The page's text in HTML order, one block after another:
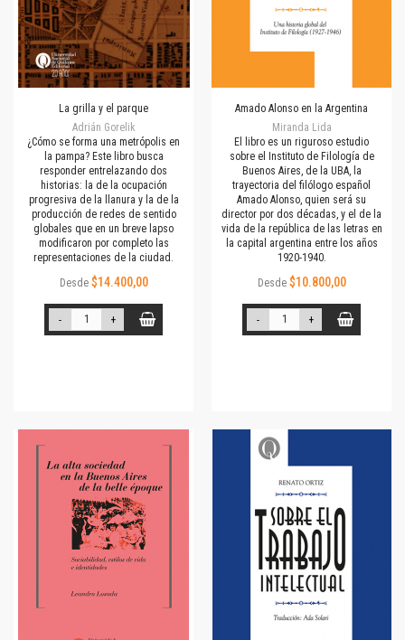
La grilla y el parque
Adrián Gorelik
¿Cómo se forma una metrópolis en
la pampa? Este libro busca
responder entrelazando dos
historias: la de la ocupación
progresiva de la llanura y la de la
producción de redes de sentido
globales que en un breve lapso
modificaron por completo las
representaciones de la ciudad.
Desde $14.400,00
- +
Amado Alonso en la Argentina
Miranda Lida
El libro es un riguroso estudio
sobre el Instituto de Filología de
Buenos Aires, de la UBA, la
trayectoria del filólogo español
Amado Alonso, quien será su
director por dos décadas, y el de la
vida de la república de las letras en
la capital argentina entre los años
1920-1940.
Desde $10.800,00
- +